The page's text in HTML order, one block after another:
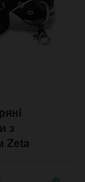
з
Zeta